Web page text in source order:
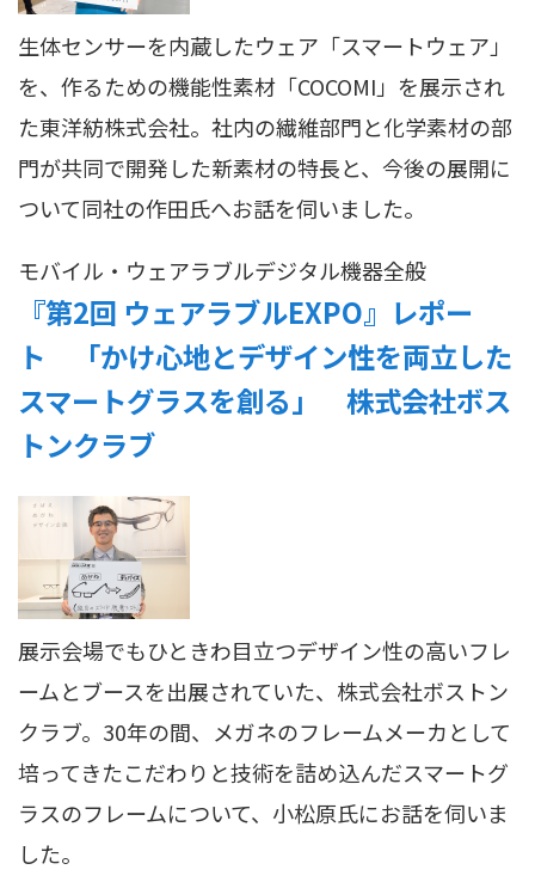
生体センサーを内蔵したウェア「スマートウェア」
を、作るための機能性素材「COCOMI」を展示され
た東洋紡株式会社。社内の繊維部門と化学素材の部
門が共同で開発した新素材の特長と、今後の展開に
ついて同社の作田氏へお話を伺いました。
モバイル・ウェアラブルデジタル機器全般
『第2回 ウェアラブルEXPO』レポー
ト 「かけ心地とデザイン性を両立した
スマートグラスを創る」 株式会社ボス
トンクラブ
展示会場でもひときわ目立つデザイン性の高いフレ
ームとブースを出展されていた、株式会社ボストン
クラブ。30年の間、メガネのフレームメーカとして
培ってきたこだわりと技術を詰め込んだスマートグ
ラスのフレームについて、小松原氏にお話を伺いま
した。